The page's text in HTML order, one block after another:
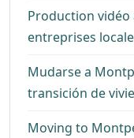
Production
entreprises
Mudarse a
transición de
Moving to